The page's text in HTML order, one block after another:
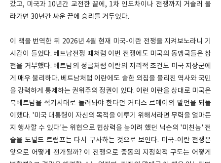
갔고, 미국과 10년간 교전한 끝에, 1차 인도차이나 전쟁까지 거슬러 올
라가면 30년간 싸운 끝에 승리를 거두었다.
이 책을 번역한 뒤 2026년 4월 현재 미국-이란 전쟁을 지켜보노라니 기
시감이 들었다. 베트남전쟁 때처럼 이번 전쟁에도 미국의 동맹국들은 참
전을 거부했다. 베트남의 정글처럼 이란의 지리적 조건도 미국 지상군에
게 매우 불리하다. 베트남처럼 이란에도 숱한 외침을 물리친 역사와 국민
을 강력하게 통제하는 권위주의 정권이 있다. 이런 이란을 상대로 미국은
북베트남을 석기시대로 돌려놔야 한다던 커티스 르메이의 발언을 되풀
이했다. '미국 대통령이 자신의 목적을 이루기 위해서라면 무력을 얼마든
지 행사할 수 있다'는 위협으로 협상력을 높이려 했던 닉슨의 '미친놈' 전
술을 도널드 트럼프는 다시 구사하는 것으로 보인다. 미국-이란 전쟁은
앞으로 어떻게 전개될까? 이 전쟁으로 중동의 지정학적 구도는 어떻게